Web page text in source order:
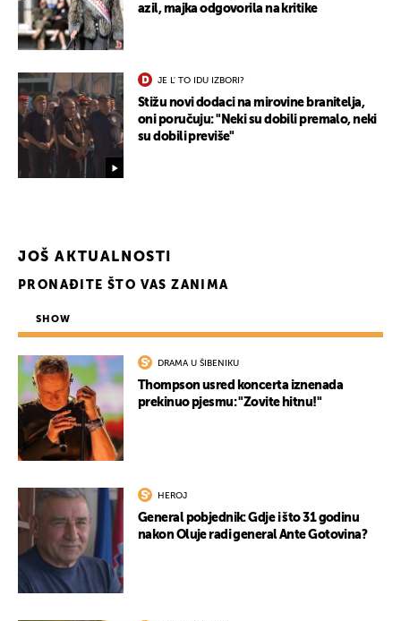
azil, majka odgovorila na kritike
JE L' TO IDU IZBORI?
Stižu novi dodaci na mirovine branitelja,
oni poručuju: "Neki su dobili premalo, neki
su dobili previše"
JOŠ AKTUALNOSTI
PRONAĐITE ŠTO VAS ZANIMA
SHOW
DRAMA U ŠIBENIKU
Thompson usred koncerta iznenada
prekinuo pjesmu: "Zovite hitnu!"
HEROJ
General pobjednik: Gdje i što 31 godinu
nakon Oluje radi general Ante Gotovina?